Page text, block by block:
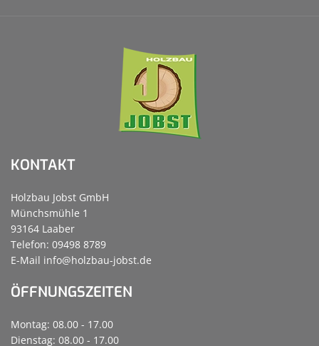
KONTAKT
Holzbau Jobst GmbH
Münchsmühle 1
93164 Laaber
Telefon: 09498 8789
E-Mail info@holzbau-jobst.de
ÖFFNUNGSZEITEN
Montag: 08.00 - 17.00
Dienstag: 08.00 - 17.00